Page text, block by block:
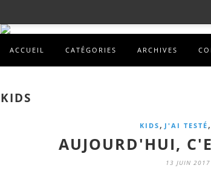
ACCUEIL CATÉGORIES ARCHIVES
KIDS
KIDS,J'AI TESTÉ,
AUJOURD'HUI,
13 JUIN 2017